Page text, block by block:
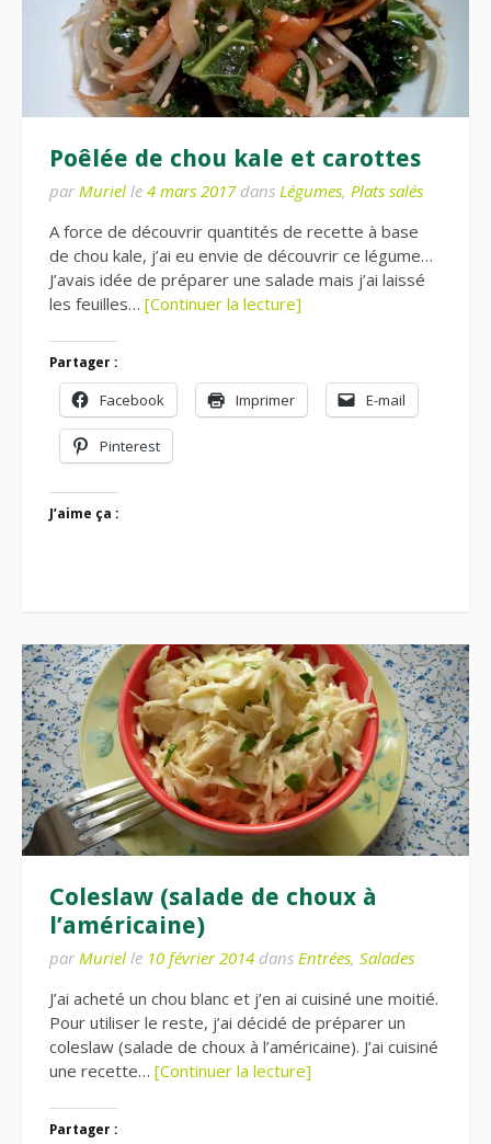
Poêlée de chou kale et carottes
par Muriel le 4 mars 2017dans Légumes, Plats salés
A force de découvrir quantités de recette à base
de chou kale, j’ai eu envie de découvrir ce légume…
J’avais idée de préparer une salade mais j’ai laissé
les feuilles… [Continuer la lecture]
Partager :
Facebook Imprimer E-mail
Pinterest
J’aime ça :
Coleslaw (salade de choux à
l’américaine)
par Muriel le 10 février 2014 dans Entrées, Salades
J’ai acheté un chou blanc et j’en ai cuisiné une moitié.
Pour utiliser le reste, j’ai décidé de préparer un
coleslaw (salade de choux à l’américaine). J’ai cuisiné
une recette… [Continuer la lecture]
Partager :